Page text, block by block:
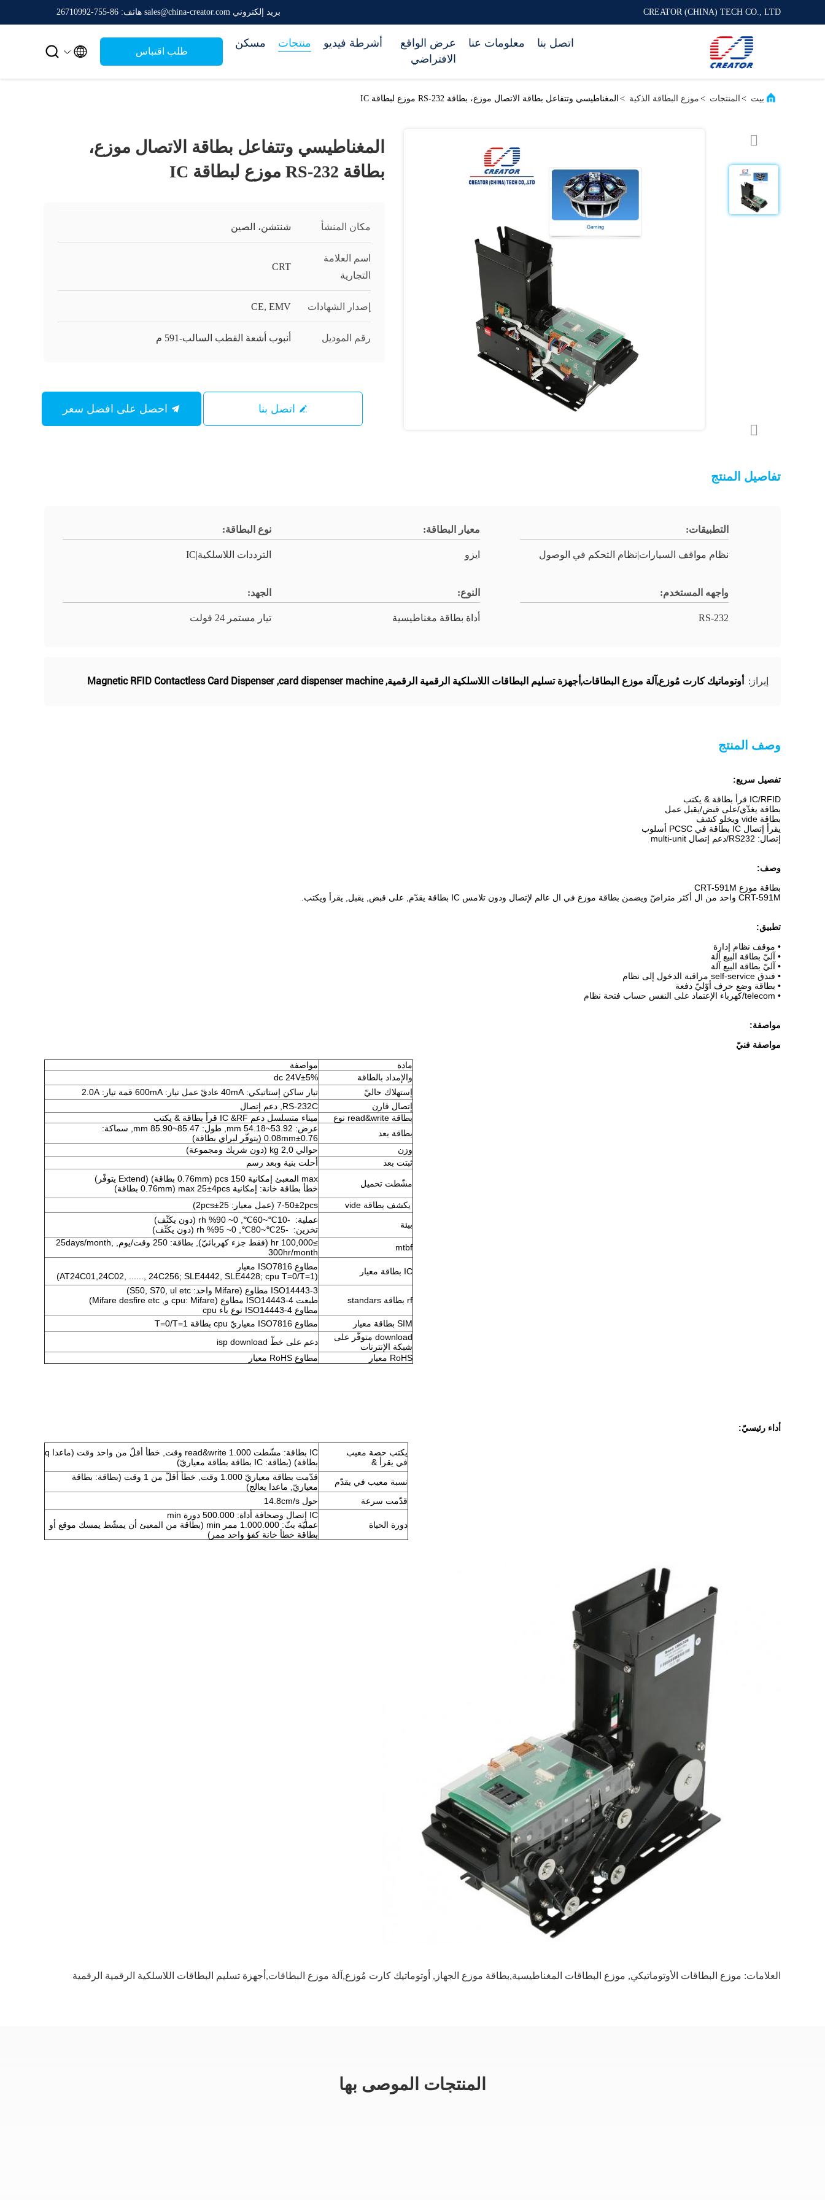
CREATOR (CHINA) TECH CO., LTD بريد إلكتروني sales@china-creator.com هاتف: 86-755-26710992
مسكن منتجات أشرطة فيديو
عرض الواقع
الافتراضي
معلومات عنا اتصل بنا
طلب اقتباس 

بيت > المنتجات > موزع البطاقة الذكية > المغناطيسي وتتفاعل بطاقة الاتصال موزع، بطاقة RS-232 موزع لبطاقة IC
المغناطيسي وتتفاعل بطاقة الاتصال موزع،
بطاقة RS-232 موزع لبطاقة IC
مكان المنشأ شنتشن، الصين
اسم العلامة
التجارية
CRT
إصدار الشهادات CE, EMV
رقم الموديل أنبوب أشعة القطب السالب-591 م
اتصل بنا
تفاصيل المنتج
التطبيقات:
نظام مواقف السيارات|نظام التحكم في الوصول
معيار البطاقة:
ايزو
نوع البطاقة:
الترددات اللاسلكية|IC
واجهه المستخدم:
RS-232
النوع:
أداة بطاقة مغناطيسية
الجهد:
تيار مستمر 24 فولت
إبراز: أوتوماتيك كارت مُوزع,آلة موزع البطاقات,أجهزة تسليم البطاقات اللاسلكية الرقمية الرقمية,
card dispenser machine
,
Magnetic RFID Contactless Card Dispenser
وصف المنتج
تفصيل سريع:
IC/RFID قرأ بطاقة & يكتب
بطاقة يغذّي/على قبض/يقبل عمل
بطاقة vide ويخلو كشف
يقرأ إتصال IC بطاقة في PCSC أسلوب
إتصال: RS232/دعم إتصال multi-unit
وصف:
بطاقة موزع CRT-591M
CRT-591M واحد من ال أكثر متراصّ ويضمن بطاقة موزع في ال عالم لإتصال ودون تلامس IC بطاقة يقدّم, على قبض, يقبل, يقرأ ويكتب.
تطبيق:
• موقف نظام إدارة
• آليّ بطاقة البيع آلة
• آليّ بطاقة البيع آلة
• فندق self-service مراقبة الدخول إلى نظام
• بطاقة وضع حرف أوّليّ دفعة
• telecom/كهرباء الإعتماد على النفس حساب فتحة نظام
مواصفة:
مواصفة فنيّ
مادة
مواصفة
والإمداد بالطاقة
dc 24V±5%
إستهلاك حاليّ
تيار ساكن إستاتيكي: 40mA عاديّ عمل تيار: 600mA قمة تيار: 2.0A
إتصال قارن
RS-232C, دعم إتصال
بطاقة read&write نوع
ميناء متسلسل دعم IC &RF قرأ بطاقة & يكتب
بطاقة بعد
عرض: 53.92~54.18 mm, طول: 85.47~85.90 mm, سماكة:
0.76±0.08mm (يتوفّر لبراي بطاقة)
وزن
حوالي 2,0 kg (دون شريك ومجموعة)
ثبتت بعد
أحلت بنية وبعد رسم
مشّطت تحميل
max المعبئ إمكانية 150 pcs (0.76mm بطاقة) (Extend يتوفّر)
خطأ بطاقة خانة: إمكانية max 25±4pcs (0.76mm بطاقة)
يكشف بطاقة vide
7-50±2pcs (عمل معيار: 25±2pcs)
بيئة
عملية: -10℃~60℃, 0~ 90% rh (دون يكثّف)
تخزين: -25℃~80℃, 0~ 95% rh (دون يكثّف)
mtbf
≥100,000 hr (فقط جزء كهربائيّ), بطاقة: 250 وقت/يوم, 25days/month,
300hr/month
IC بطاقة معيار
مطاوع ISO7816 معيار
(AT24C01,24C02, ......, 24C256; SLE4442, SLE4428; cpu T=0/T=1)
rf بطاقة standars
ISO14443-3 مطاوع (Mifare واحد: S50, S70, ul etc)
طبعت ISO14443-4 مطاوع (cpu: Mifare و, Mifare desfire etc)
مطاوع ISO14443-4 نوع باء cpu
SIM بطاقة معيار
مطاوع ISO7816 معياريّ cpu بطاقة T=0/T=1
download متوفّر على
شبكة الإنترنات
دعم على خطّ isp download
RoHS معيار
مطاوع RoHS معيار
أداء رئيسيّ:
يكتب حصة معيب
في يقرأ &
IC بطاقة: مشّطت read&write 1.000 وقت, خطأ أقلّ من واحد وقت (ماعدا q
بطاقة) (بطاقة: IC بطاقة بطاقة معياريّ)
نسبة معيب في يقدّم
قدّمت بطاقة معياريّ 1.000 وقت, خطأ أقلّ من 1 وقت (بطاقة: بطاقة
معياريّ, ماعدا يعالج)
قدّمت سرعة
حول 14.8cm/s
دورة الحياة
IC إتصال وصحافة أداة: 500.000 دورة min
عمليّة بثّ: 1.000.000 ممر min (بطاقة من المعبئ أن يمشّط يمسك موقع أو
بطاقة خطأ خانة كفؤ واحد ممر)
العلامات: موزع البطاقات الأوتوماتيكي, موزع البطاقات المغناطيسية,بطاقة موزع الجهاز , أوتوماتيك كارت مُوزع,آلة موزع البطاقات,أجهزة تسليم البطاقات اللاسلكية الرقمية الرقمية
المنتجات الموصى بها